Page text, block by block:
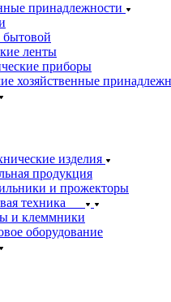
принадлежности
ленты
приборы
хозяйственные
изделия
продукция
и прожекторы
техника
и клеммники
оборудование